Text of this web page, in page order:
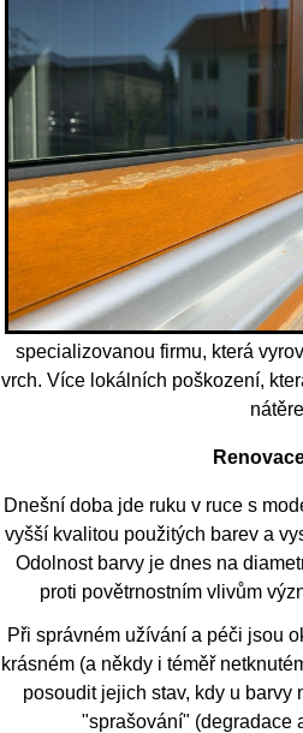
specializovanou firmu, která
vrch. Více lokálních poškození,
Dnešní doba jde ruku v ruce s
vyšší kvalitou použitých barev a
Odolnost barvy je dnes na
proti povětrnostním vlivům
Při správném užívání a péči jsou
krásném (a někdy i téměř
posoudit jejich stav, kdy u barvy
"sprašování" (degradace